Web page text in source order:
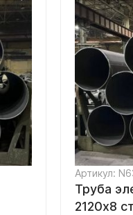
Артикул:
Труба
2120х8